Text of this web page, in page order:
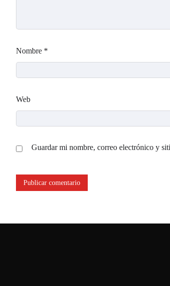
Nombre *
Web
Guardar mi nombre, correo electrónico y